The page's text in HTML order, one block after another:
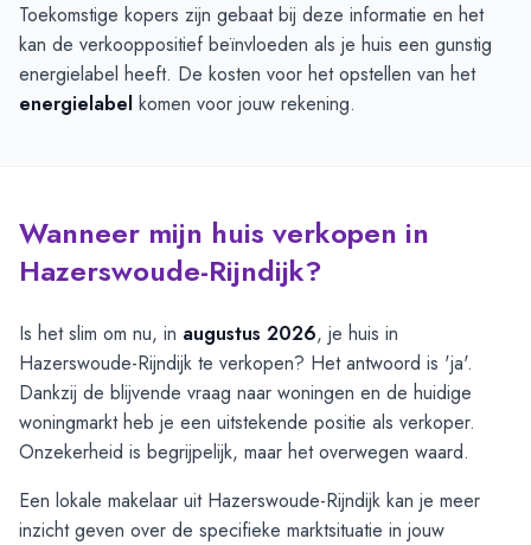
Toekomstige kopers zijn gebaat bij deze informatie en het
kan de verkooppositief beïnvloeden als je huis een gunstig
energielabel heeft. De kosten voor het opstellen van het
energielabel komen voor jouw rekening.
Wanneer mijn huis verkopen in
Hazerswoude-Rijndijk?
Is het slim om nu, in augustus 2026, je huis in
Hazerswoude-Rijndijk te verkopen? Het antwoord is 'ja'.
Dankzij de blijvende vraag naar woningen en de huidige
woningmarkt heb je een uitstekende positie als verkoper.
Onzekerheid is begrijpelijk, maar het overwegen waard.
Een lokale makelaar uit Hazerswoude-Rijndijk kan je meer
inzicht geven over de specifieke marktsituatie in jouw